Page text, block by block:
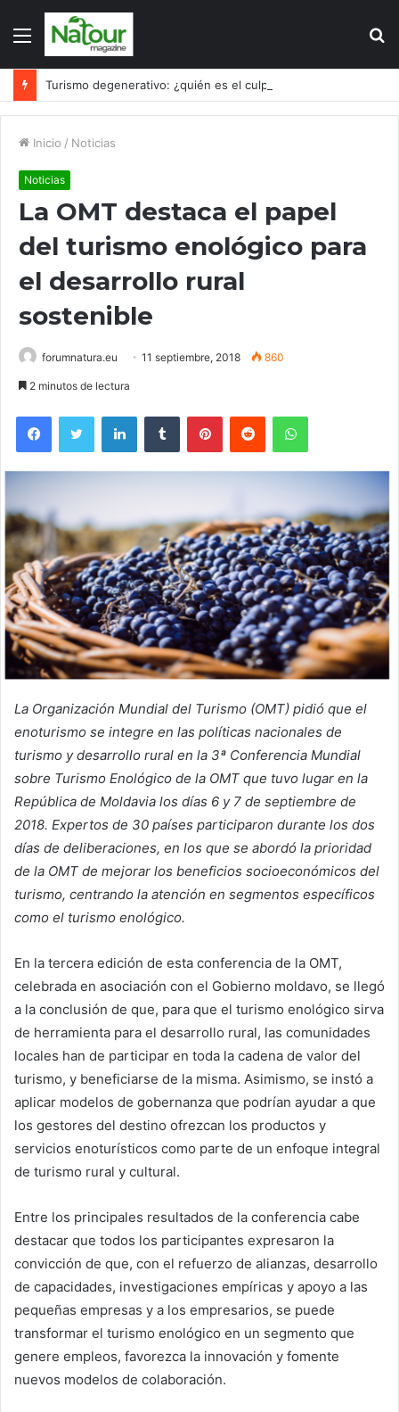
Menú
Inicio / Noticias
Noticias
La OMT destaca el papel
del turismo enológico para
el desarrollo rural
sostenible
forumnatura.eu 11 septiembre, 2018 860
2 minutos de lectura
FacebookTwitter LinkedInTumblr PinterestReddit WhatsApp
La Organización Mundial del Turismo (OMT) pidió que el
enoturismo se integre en las políticas nacionales de
turismo y desarrollo rural en la 3ª Conferencia Mundial
sobre Turismo Enológico de la OMT que tuvo lugar en la
República de Moldavia los días 6 y 7 de septiembre de
2018. Expertos de 30 países participaron durante los dos
días de deliberaciones, en los que se abordó la prioridad
de la OMT de mejorar los beneficios socioeconómicos del
turismo, centrando la atención en segmentos específicos
como el turismo enológico.
En la tercera edición de esta conferencia de la OMT,
celebrada en asociación con el Gobierno moldavo, se llegó
a la conclusión de que, para que el turismo enológico sirva
de herramienta para el desarrollo rural, las comunidades
locales han de participar en toda la cadena de valor del
turismo, y beneficiarse de la misma. Asimismo, se instó a
aplicar modelos de gobernanza que podrían ayudar a que
los gestores del destino ofrezcan los productos y
servicios enoturísticos como parte de un enfoque integral
de turismo rural y cultural.
Entre los principales resultados de la conferencia cabe
destacar que todos los participantes expresaron la
convicción de que, con el refuerzo de alianzas, desarrollo
de capacidades, investigaciones empíricas y apoyo a las
pequeñas empresas y a los empresarios, se puede
transformar el turismo enológico en un segmento que
genere empleos, favorezca la innovación y fomente
nuevos modelos de colaboración.